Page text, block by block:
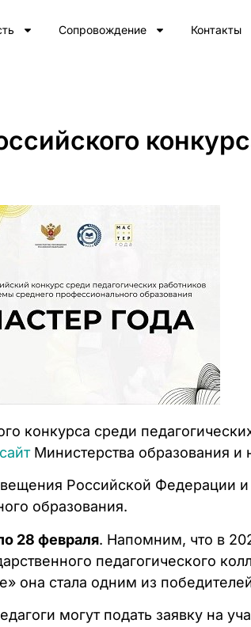
Сопровождение Контакты
конкурса среди
сайт Министерства образования и
Российской
образования.
28 февраля. Напомним, что в
педагогического
она стала одним из
могут подать заявку на